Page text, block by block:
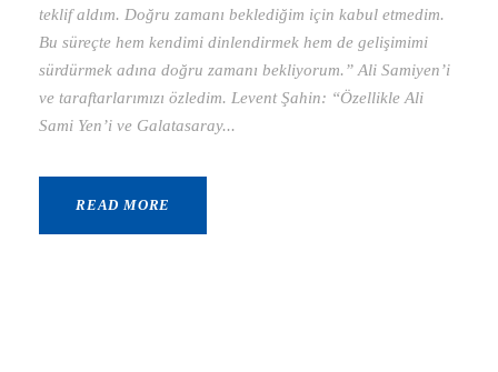
teklif aldım. Doğru zamanı beklediğim için kabul etmedim.
Bu süreçte hem kendimi dinlendirmek hem de gelişimimi
sürdürmek adına doğru zamanı bekliyorum.” Ali Samiyen’i
ve taraftarlarımızı özledim. Levent Şahin: “Özellikle Ali
Sami Yen’i ve Galatasaray...
READ MORE